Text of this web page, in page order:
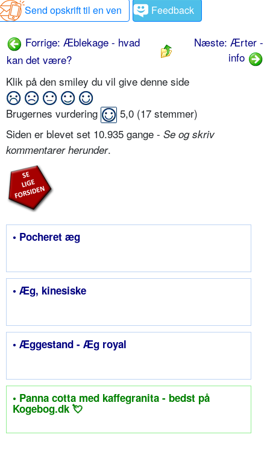
Send opskrift til en ven
Feedback
Forrige: Æblekage - hvad
kan det være?
Næste: Ærter -
info
Klik på den smiley du vil give denne side
Brugernes vurdering 5,0 (17 stemmer)
Siden er blevet set 10.935 gange - Se og skriv
kommentarer herunder.
• Pocheret æg
• Æg, kinesiske
• Æggestand - Æg royal
• Panna cotta med kaffegranita - bedst på
Kogebog.dk 💘